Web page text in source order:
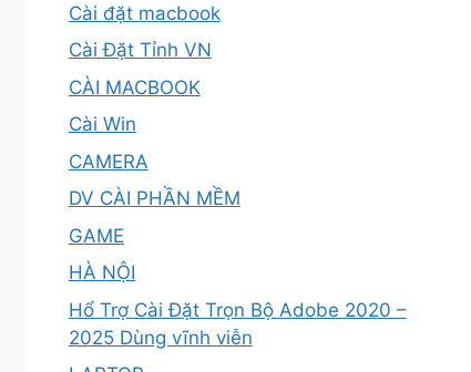
Cài đặt macbook
Cài Đặt Tỉnh VN
CÀI MACBOOK
Cài Win
CAMERA
DV CÀI PHẦN MỀM
GAME
HÀ NỘI
Hổ Trợ Cài Đặt Trọn Bộ Adobe 2020 –
2025 Dùng vĩnh viễn